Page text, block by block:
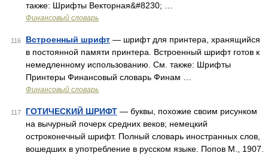
также: Шрифты Векторная&#8230; …
Финансовый словарь
116 Встроенный шрифт — шрифт для принтера, хранящийся
в постоянной памяти принтера. Встроенный шрифт готов к
немедленному использованию. См. также: Шрифты
Принтеры Финансовый словарь Финам …
Финансовый словарь
117 ГОТИЧЕСКИЙ ШРИФТ — буквы, похожие своим рисунком
на вычурный почерк средних веков; немецкий
остроконечный шрифт. Полный словарь иностранных слов,
вошедших в употребление в русском языке. Попов М., 1907.